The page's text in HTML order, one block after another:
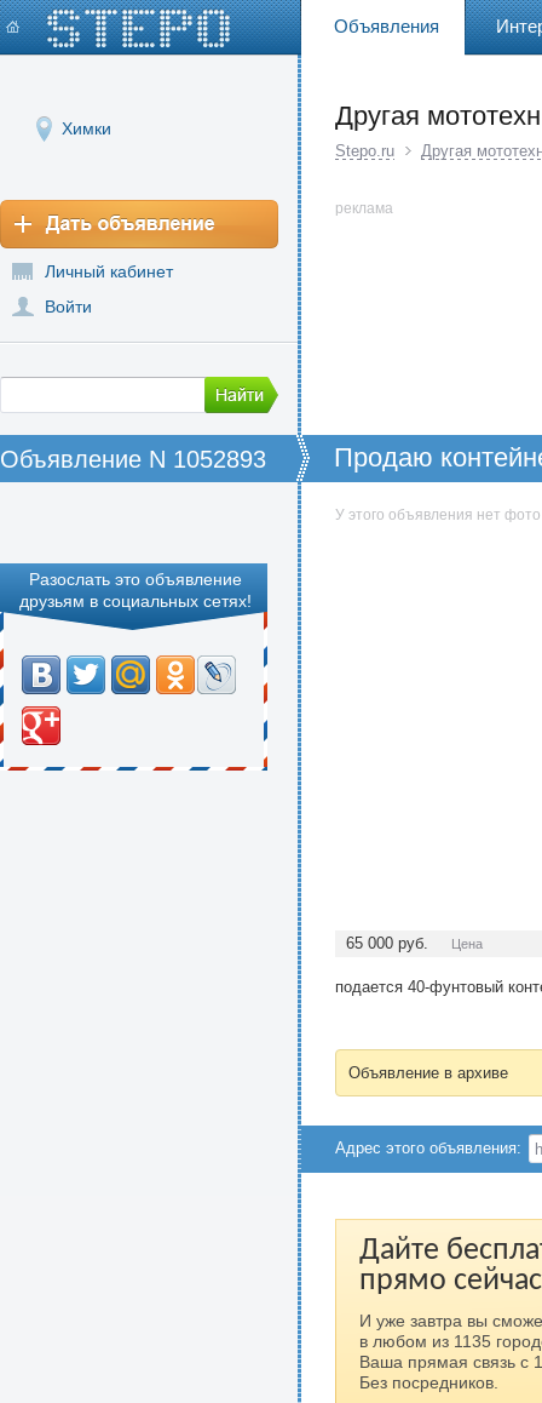
Объявления
Химки
Личный кабинет
Войти
Другая
Stepo.ru Другая
реклама
Объявление N 1052893 Продаю
Разослать это объявление
друзьям в социальных сетях!
У этого объявления нет
65 000 руб. Цена
подается 40-фунтовый
Объявление в архиве
Адрес этого объявления:
Дайте
прямо
И уже завтра вы
в любом из 1135
Ваша прямая связь с
Без посредников.